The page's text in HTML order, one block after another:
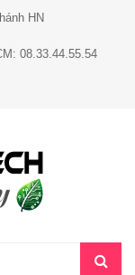
HN
08.33.44.55.54